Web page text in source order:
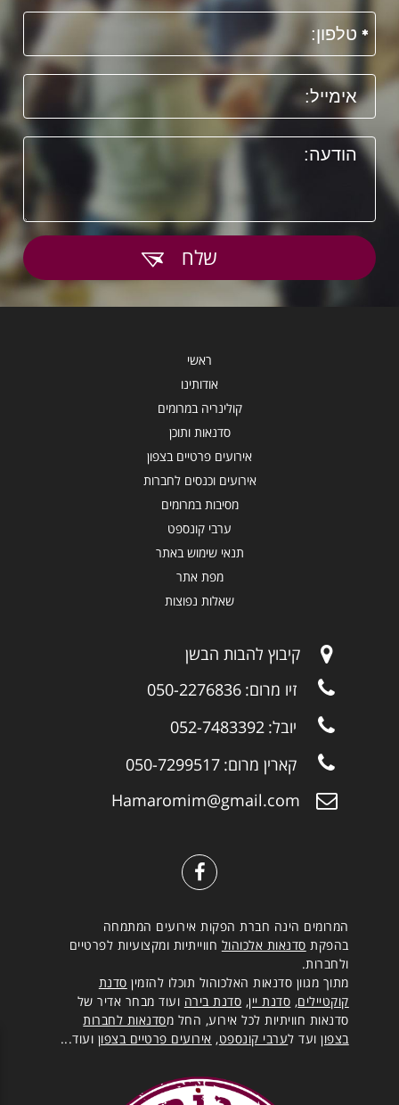
שלח
ראשי
אודותינו
קולינריה במרומים
סדנאות ותוכן
אירועים פרטיים בצפון
אירועים וכנסים לחברות
מסיבות במרומים
ערבי קונספט
תנאי שימוש באתר
מפת אתר
שאלות נפוצות
קיבוץ להבות הבשן
זיו מרום: 050-2276836
יובל: 052-7483392
קארין מרום: 050-7299517
Hamaromim@gmail.com
המרומים הינה חברת הפקות אירועים המתמחה
בהפקת סדנאות אלכוהול חווייתיות ומקצועיות לפרטיים
ולחברות.
מתוך מגוון סדנאות האלכוהול תוכלו להזמין סדנת
קוקטיילים, סדנת יין, סדנת בירה ועוד מבחר אדיר של
סדנאות חוויתיות לכל אירוע, החל מסדנאות לחברות
בצפוןועד לערבי קונספט, אירועים פרטיים בצפון ועוד...